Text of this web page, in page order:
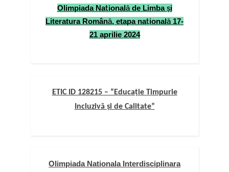
Olimpiada Naţională de Limba şi
Literatura Română, etapa naţională 17-
21 aprilie 2024
ETIC ID 128215 – ”Educație Timpurie
Incluzivă și de Calitate”
Olimpiada Nationala Interdisciplinara